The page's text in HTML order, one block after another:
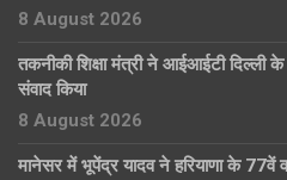
8 August 2026
तकनीकी शिक्षा मंत्री ने आईआईटी दिल्ली के
संवाद किया
8 August 2026
मानेसर में भूपेंद्र यादव ने हरियाणा के 77वें